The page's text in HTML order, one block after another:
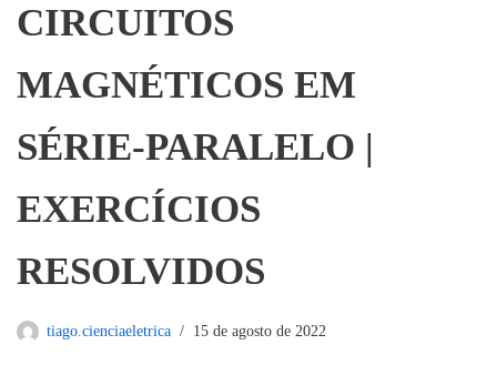
CIRCUITOS
MAGNÉTICOS EM
SÉRIE-PARALELO |
EXERCÍCIOS
RESOLVIDOS
tiago.cienciaeletrica 15 de agosto de 2022